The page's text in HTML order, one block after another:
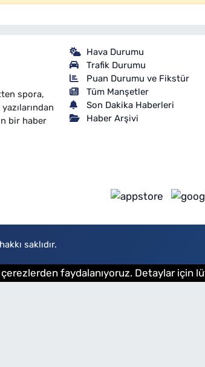
spora,
bir haber
Hava Durumu
Trafik Durumu
Puan Durumu ve Fikstür
Tüm Manşetler
Son Dakika Haberleri
Haber Arşivi
saklıdır.
faydalanıyoruz. Detaylar için